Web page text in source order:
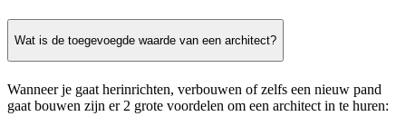
Wat is de toegevoegde waarde van een architect?
Wanneer je gaat herinrichten, verbouwen of zelfs een nieuw pand
gaat bouwen zijn er 2 grote voordelen om een architect in te huren: